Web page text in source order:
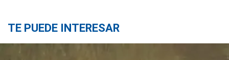
TE PUEDE INTERESAR